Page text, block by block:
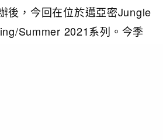
後，今回在位於邁亞密Jungle
Summer 2021系列。今季